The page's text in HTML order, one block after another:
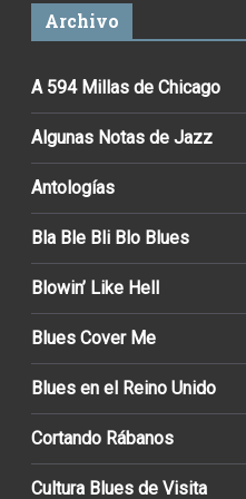
Archivo
A 594 Millas de Chicago
Algunas Notas de Jazz
Antologías
Bla Ble Bli Blo Blues
Blowin’ Like Hell
Blues Cover Me
Blues en el Reino Unido
Cortando Rábanos
Cultura Blues de Visita